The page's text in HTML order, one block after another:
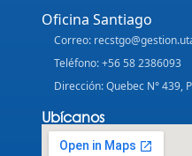
Oficina Santiago
Correo:
Teléfono: +56 58 2386093
Dirección: Quebec N° 439,
Ubícanos